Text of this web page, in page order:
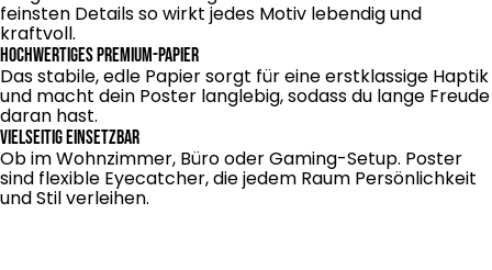
feinsten Details so wirkt jedes Motiv lebendig und
kraftvoll.
Hochwertiges Premium-Papier
Das stabile, edle Papier sorgt für eine erstklassige Haptik
und macht dein Poster langlebig, sodass du lange Freude
daran hast.
Vielseitig einsetzbar
Ob im Wohnzimmer, Büro oder Gaming-Setup. Poster
sind flexible Eyecatcher, die jedem Raum Persönlichkeit
und Stil verleihen.